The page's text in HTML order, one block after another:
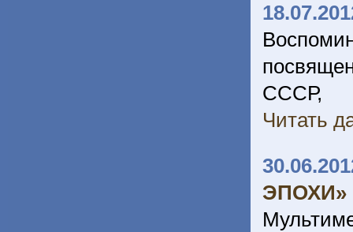
СССР,
Читать
ЭПОХИ»